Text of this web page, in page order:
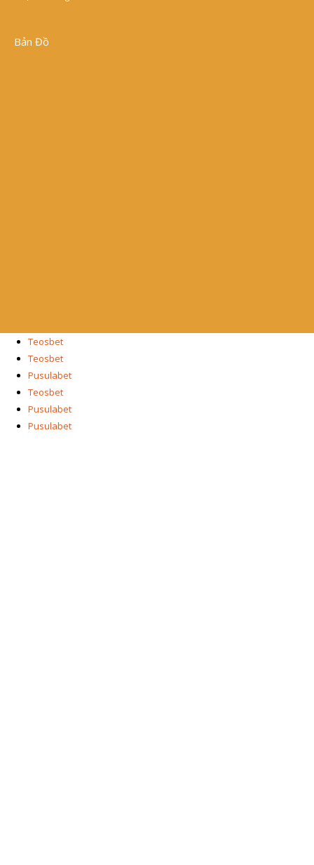
Bản Đồ
Teosbet
Teosbet
Pusulabet
Teosbet
Pusulabet
Pusulabet